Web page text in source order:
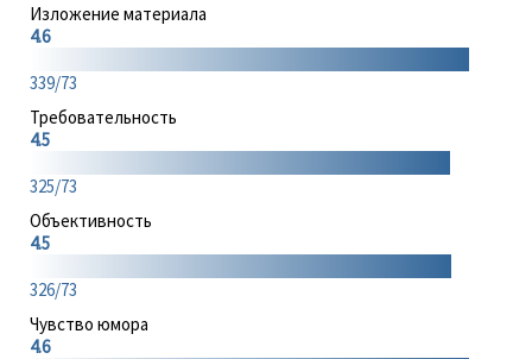
Изложение материала
4.6
339/73
Требовательность
4.5
325/73
Объективность
4.5
326/73
Чувство юмора
4.6